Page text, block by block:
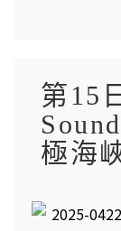
第15
極海